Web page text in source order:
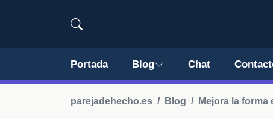
Portada Blog Chat
parejadehecho.es Blog Mejora la